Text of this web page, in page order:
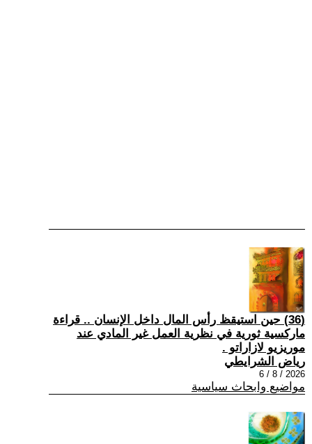
(36) حين استيقظ رأس المال داخل الإنسان .. قراءة
ماركسية ثورية في نظرية العمل غير المادي عند
موريزيو لازاراتو .
رياض الشرايطي
2026 / 8 / 6
مواضيع وابحاث سياسية